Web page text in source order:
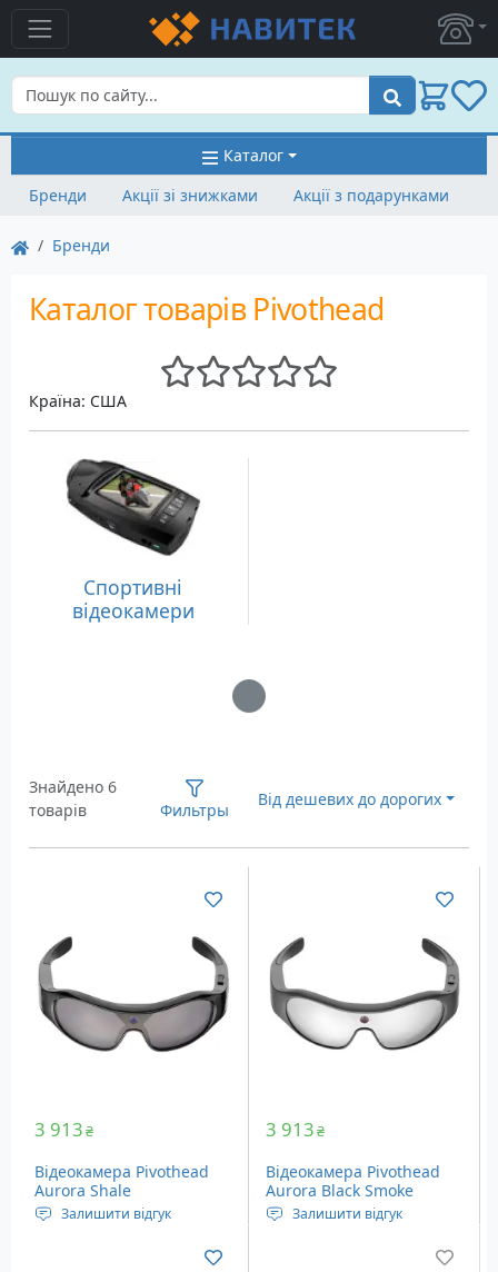
Пошук
Каталог
Бренди
Акції зі знижками Акції з подарунками
Бренди
Каталог товарів Pivothead
Країна: США
Спортивні
відеокамери
Загрузка...
Знайдено 6
товарів
Фильтры
Від дешевих до дорогих
3 913₴
Відеокамера Pivothead
Aurora Shale
Залишити відгук
Окуляри з відеокамерою
3 913₴
Відеокамера Pivothead
Aurora Black Smoke
Залишити відгук
Окуляри з відеокамерою